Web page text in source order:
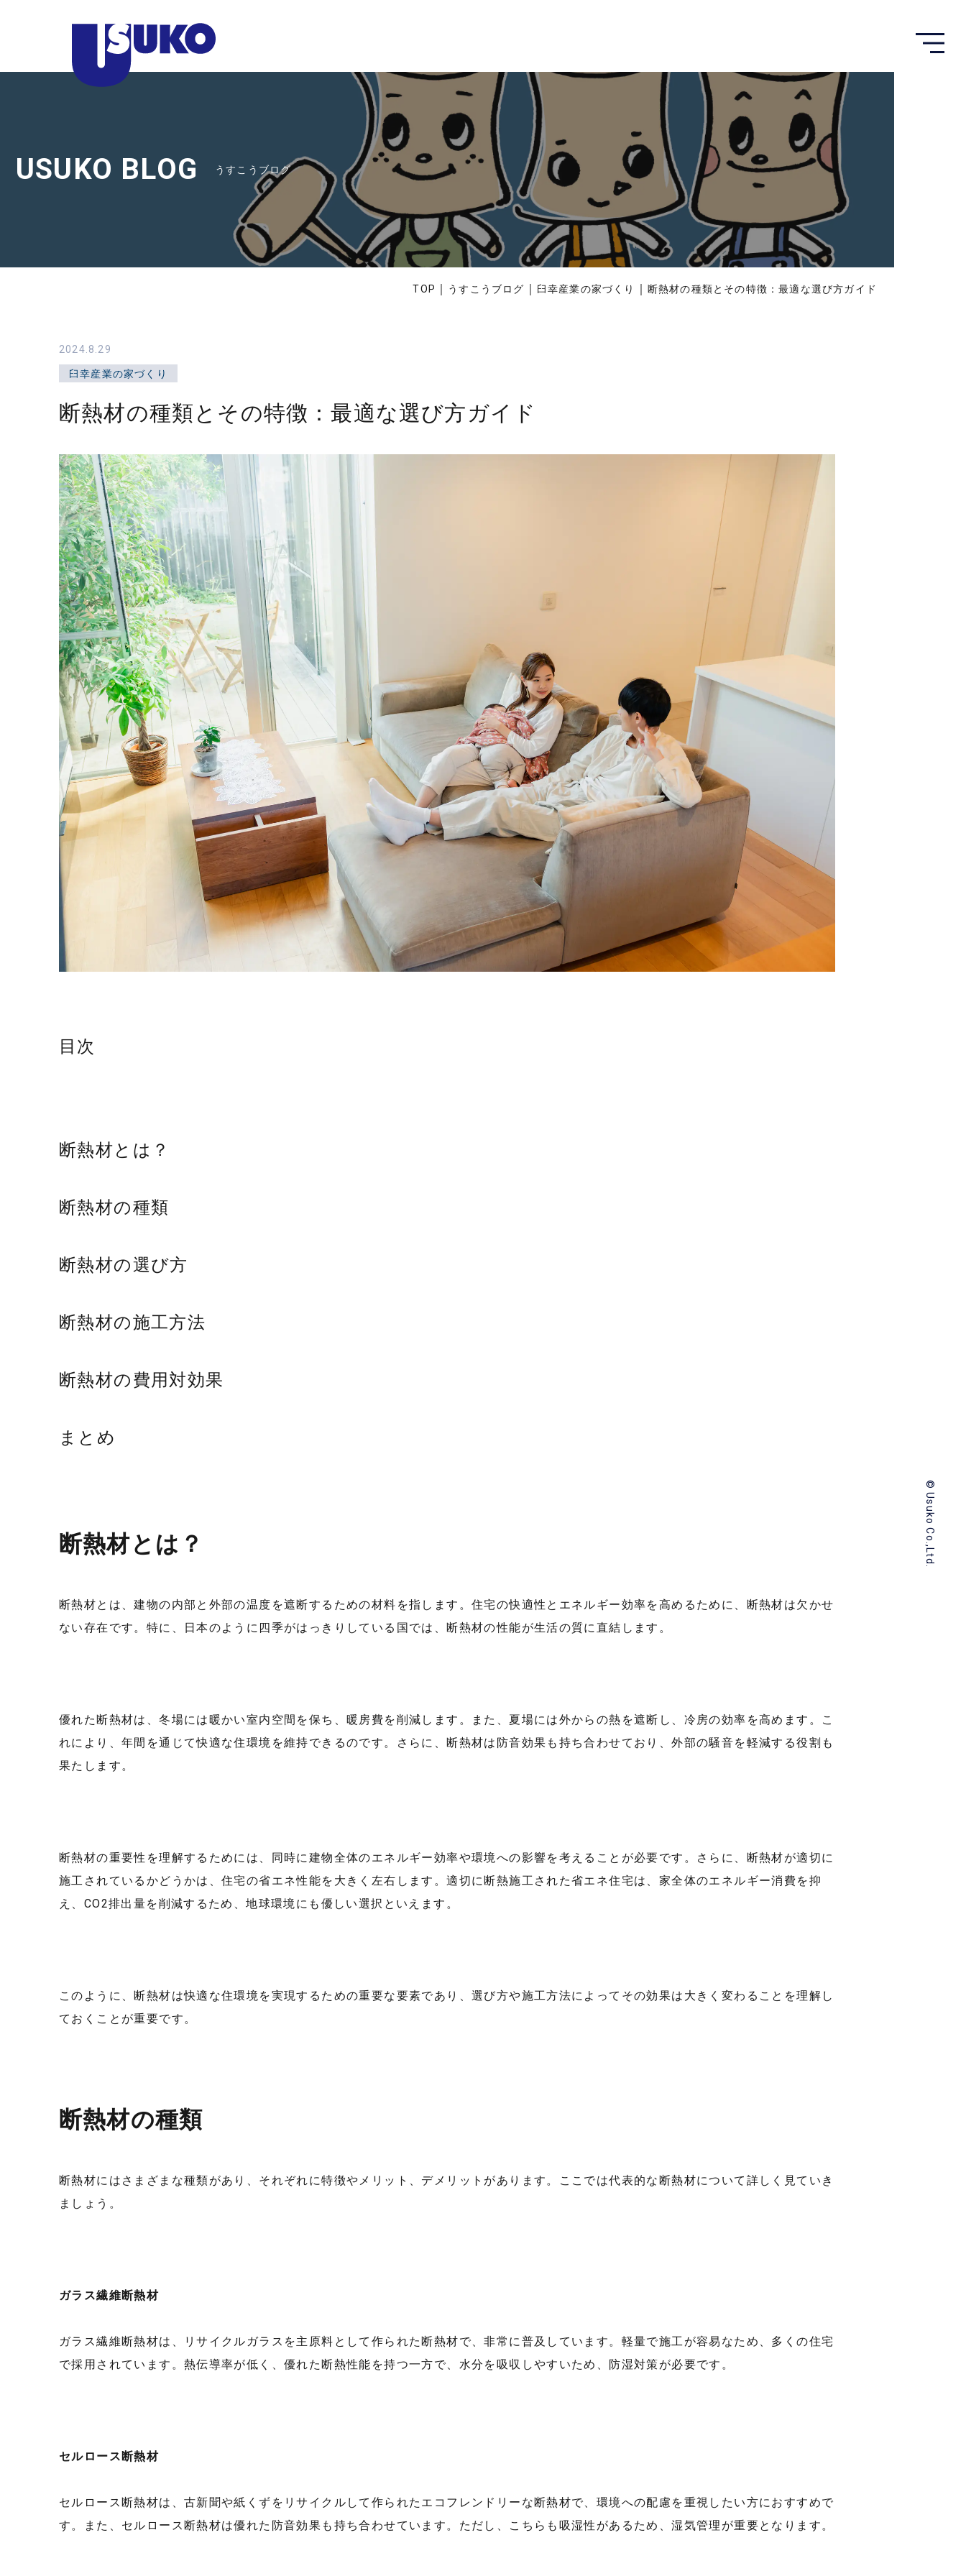
県
文
株
式
社
静
岡
県
東
部
の
新
築
住
宅・
リ
フ
ォ
ー
ム・
建
築・
土
木
工
事
メ
ニ
© Usuko Co.,Ltd.
USUKO BLOG うすこうブログ
TOP ｜ うすこうブログ ｜ 臼幸産業の家づくり ｜ 断熱材の種類とその特徴：最適な選び方ガイド
2024.8.29
臼幸産業の家づくり
断熱材の種類とその特徴：最適な選び方ガイド
目次
断熱材とは？
断熱材の種類
断熱材の選び方
断熱材の施工方法
断熱材の費用対効果
まとめ
断熱材とは？
断熱材とは、建物の内部と外部の温度を遮断するための材料を指します。住宅の快適性とエネルギー効率を高めるために、断熱材は欠かせ
ない存在です。特に、日本のように四季がはっきりしている国では、断熱材の性能が生活の質に直結します。
優れた断熱材は、冬場には暖かい室内空間を保ち、暖房費を削減します。また、夏場には外からの熱を遮断し、冷房の効率を高めます。こ
れにより、年間を通じて快適な住環境を維持できるのです。さらに、断熱材は防音効果も持ち合わせており、外部の騒音を軽減する役割も
果たします。
断熱材の重要性を理解するためには、同時に建物全体のエネルギー効率や環境への影響を考えることが必要です。さらに、断熱材が適切に
施工されているかどうかは、住宅の省エネ性能を大きく左右します。適切に断熱施工された省エネ住宅は、家全体のエネルギー消費を抑
え、CO2排出量を削減するため、地球環境にも優しい選択といえます。
このように、断熱材は快適な住環境を実現するための重要な要素であり、選び方や施工方法によってその効果は大きく変わることを理解し
ておくことが重要です。
断熱材の種類
断熱材にはさまざまな種類があり、それぞれに特徴やメリット、デメリットがあります。ここでは代表的な断熱材について詳しく見ていき
ましょう。
ガラス繊維断熱材
ガラス繊維断熱材は、リサイクルガラスを主原料として作られた断熱材で、非常に普及しています。軽量で施工が容易なため、多くの住宅
で採用されています。熱伝導率が低く、優れた断熱性能を持つ一方で、水分を吸収しやすいため、防湿対策が必要です。
セルロース断熱材
セルロース断熱材は、古新聞や紙くずをリサイクルして作られたエコフレンドリーな断熱材で、環境への配慮を重視したい方におすすめで
す。また、セルロース断熱材は優れた防音効果も持ち合わせています。ただし、こちらも吸湿性があるため、湿気管理が重要となります。